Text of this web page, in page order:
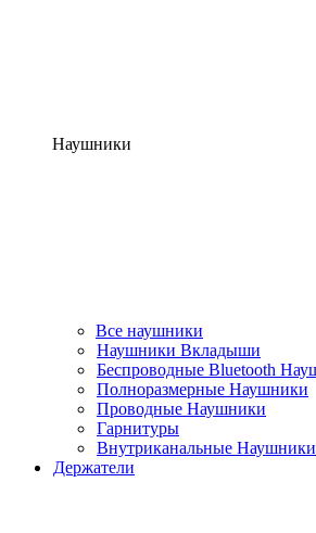
Наушники
Все наушники
Наушники Вкладыши
Беспроводные Bluetooth
Полноразмерные Наушники
Проводные Наушники
Гарнитуры
Внутриканальные Наушники
Держатели